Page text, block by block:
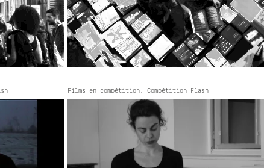
Films en compétition, Compétition Flash
L’AMOUR AURAIT SUFFI MÊME À NIETZSCHE
Noir et blanc,